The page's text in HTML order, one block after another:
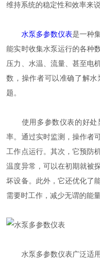
维持系统的稳定性和效率来
水泵多参数仪表是一种
能实时收集水泵运行的各种
压力、水温、流量、甚至电
数，操作者可以准确了解
题。
使用多参数仪表的好处
率。通过实时监测，操作者
工作点运行。其次，它预防
温度异常，可以在初期就被
坏设备。此外，它还优化了
需要时工作，减少无谓的能量
水泵多参数仪表广泛适用